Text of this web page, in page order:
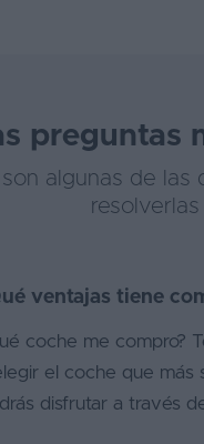
preguntas
son algunas de
ventajas tiene
coche me compro?
el coche que más
disfrutar a través